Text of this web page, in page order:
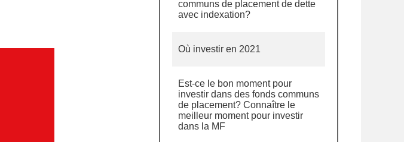
communs de placement de dette
avec indexation?
Où investir en 2021
Est-ce le bon moment pour
investir dans des fonds communs
de placement? Connaître le
meilleur moment pour investir
dans la MF